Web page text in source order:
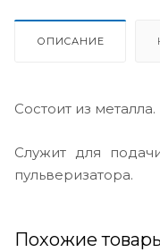
ОПИСАНИЕ
Состоит из металла.
Служит для
пульверизатора.
Похожие